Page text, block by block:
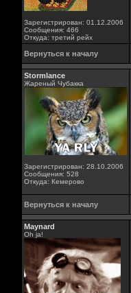
Зарегистрирован: 01.12.2006
Сообщения: 466
Откуда: третий рейх
Вернуться к началу
Stormlance
Жареный Чубакка
Зарегистрирован: 28.10.2006
Сообщения: 528
Откуда: Кемерово
Вернуться к началу
Maynard
Oh ja!